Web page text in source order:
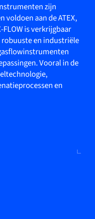
zijn
voldoen aan de ATEX,
FLOW is verkrijgbaar
robuuste en industriële
Vooral in de
en